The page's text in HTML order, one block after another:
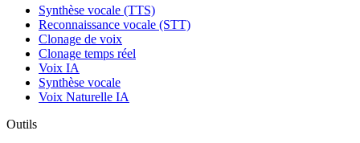
Synthèse vocale (TTS)
Reconnaissance vocale (STT)
Clonage de voix
Clonage temps réel
Voix IA
Synthèse vocale
Voix Naturelle IA
Outils